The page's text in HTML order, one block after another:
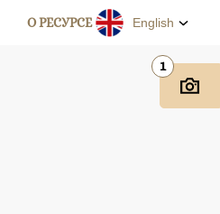
О РЕСУРСЕ English
1